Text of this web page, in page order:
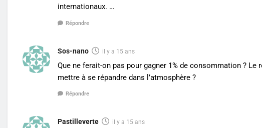
internationaux. …
Répondre
Sos-nano il y a 15 ans
Que ne ferait-on pas pour gagner 1% de consommation ?
mettre à se répandre dans l’atmosphère ?
Répondre
Pastilleverte il y a 15 ans